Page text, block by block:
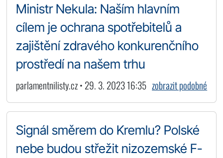
Ministr Nekula: Naším hlavním
cílem je ochrana spotřebitelů a
zajištění zdravého konkurenčního
prostředí na našem trhu
parlamentnilisty.cz • 29. 3. 2023 16:35 zobrazit podobné
Signál směrem do Kremlu? Polské
nebe budou střežit nizozemské F-